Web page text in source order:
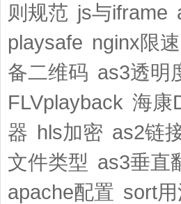
则规范 js与iframe
playsafe nginx限速
备二维码 as3透明
FLVplayback 海康
器 hls加密 as2链
文件类型 as3垂直
apache配置 sort